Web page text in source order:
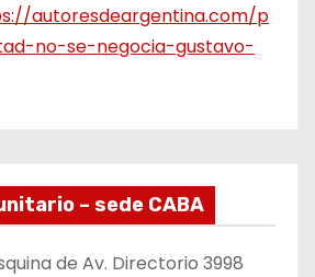
autoresdeargentina.com/p
no-se-negocia-gustavo-
– sede CABA
de Av. Directorio 3998